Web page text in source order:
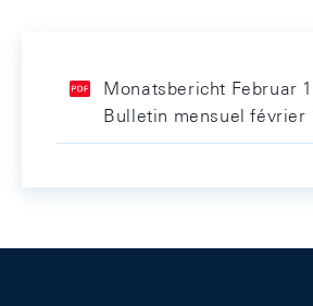
Monatsbericht Februar
Bulletin mensuel février